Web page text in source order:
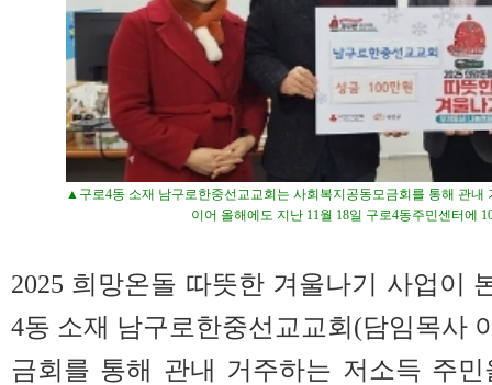
▲구로4동 소재 남구로한중선교교회는 사회복지공동모금회를 통해 관내
이어 올해에도 지난 11월 18일 구로4동주민센터에
2025 희망온돌 따뜻한 겨울나기 사업이
4동 소재 남구로한중선교교회(담임목사
금회를 통해 관내 거주하는 저소득 주